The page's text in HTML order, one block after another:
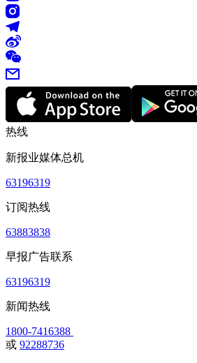
热线
新报业媒体总机
63196319
订阅热线
63883838
早报广告联系
63196319
新闻热线
1800-7416388
或 92288736